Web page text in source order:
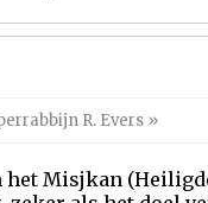
R. Evers »
het Misjkan